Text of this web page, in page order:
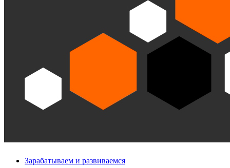
Зарабатываем и развиваемся